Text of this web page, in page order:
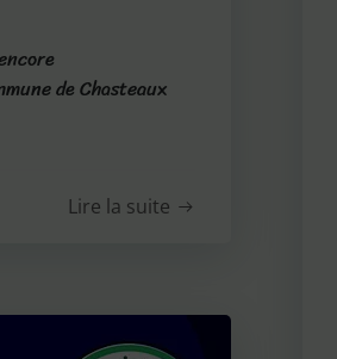
de Chasteaux
Lire la suite